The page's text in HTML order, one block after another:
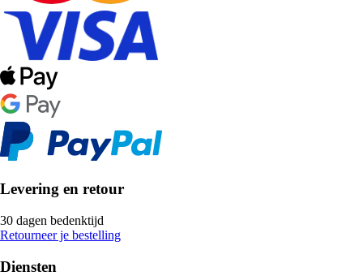
Levering en retour
30 dagen bedenktijd
Retourneer je bestelling
Diensten